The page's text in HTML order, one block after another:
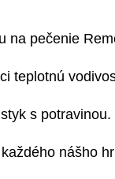
na pečenie
teplotnú
s
nášho